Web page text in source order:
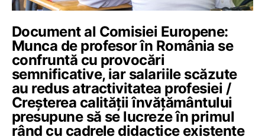
Document al Comisiei Europene:
Munca de profesor în România se
confruntă cu provocări
semnificative, iar salariile scăzute
au redus atractivitatea profesiei /
Creșterea calității învățământului
presupune să se lucreze în primul
rând cu cadrele didactice existente